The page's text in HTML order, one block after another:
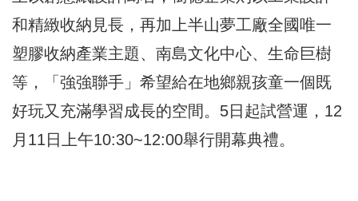
和精緻收納見長，再加上半山夢工廠全國唯一
塑膠收納產業主題、南島文化中心、生命巨樹
等，「強強聯手」希望給在地鄉親孩童一個既
好玩又充滿學習成長的空間。5日起試營運，12
⽉11⽇上午10:30~12:00舉行開幕典禮。